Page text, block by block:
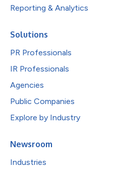
Reporting & Analytics
Solutions
PR Professionals
IR Professionals
Agencies
Public Companies
Explore by Industry
Newsroom
Industries